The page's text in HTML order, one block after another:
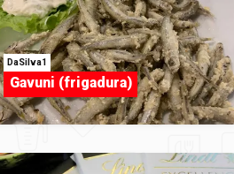
DaSilva1
Gavuni (frigadura)